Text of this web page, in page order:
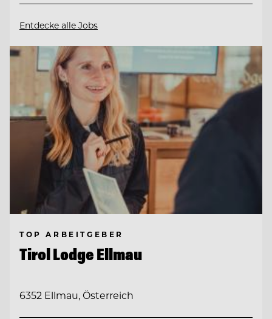
Entdecke alle Jobs
TOP ARBEITGEBER
Tirol Lodge Ellmau
6352 Ellmau, Österreich